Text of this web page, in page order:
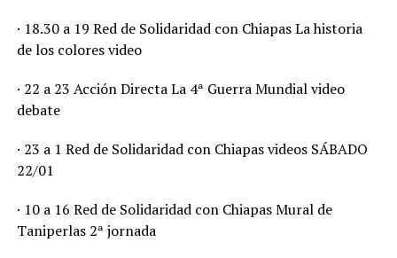
· 18.30 a 19 Red de Solidaridad con Chiapas La historia
de los colores video
· 22 a 23 Acción Directa La 4ª Guerra Mundial video
debate
· 23 a 1 Red de Solidaridad con Chiapas videos SÁBADO
22/01
· 10 a 16 Red de Solidaridad con Chiapas Mural de
Taniperlas 2ª jornada